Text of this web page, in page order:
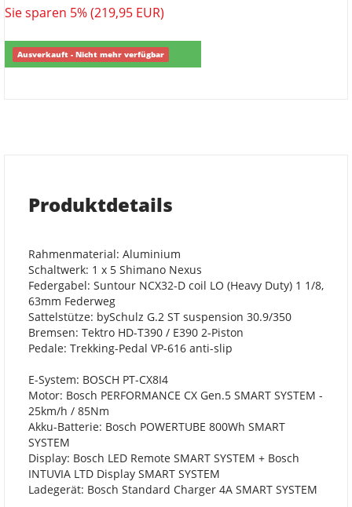
Sie sparen 5% (219,95 EUR)
Ausverkauft - Nicht mehr verfügbar
Produktdetails
Rahmenmaterial: Aluminium
Schaltwerk: 1 x 5 Shimano Nexus
Federgabel: Suntour NCX32-D coil LO (Heavy Duty) 1 1/8,
63mm Federweg
Sattelstütze: bySchulz G.2 ST suspension 30.9/350
Bremsen: Tektro HD-T390 / E390 2-Piston
Pedale: Trekking-Pedal VP-616 anti-slip
E-System: BOSCH PT-CX8I4
Motor: Bosch PERFORMANCE CX Gen.5 SMART SYSTEM -
25km/h / 85Nm
Akku-Batterie: Bosch POWERTUBE 800Wh SMART
SYSTEM
Display: Bosch LED Remote SMART SYSTEM + Bosch
INTUVIA LTD Display SMART SYSTEM
Ladegerät: Bosch Standard Charger 4A SMART SYSTEM